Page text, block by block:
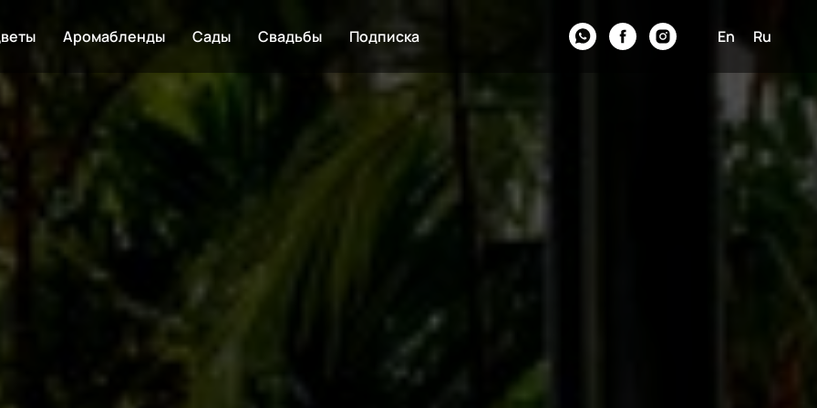
Аромабленды Сады Свадьбы Подписка En Ru